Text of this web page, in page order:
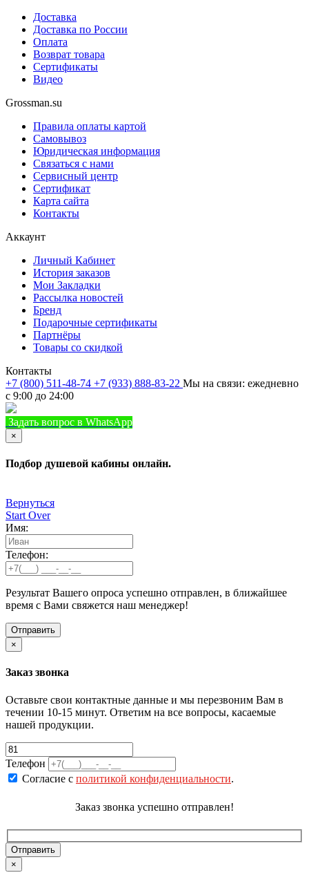
Доставка
Доставка по России
Оплата
Возврат товара
Сертификаты
Видео
Grossman.su
Правила оплаты картой
Самовывоз
Юридическая информация
Связаться с нами
Сервисный центр
Сертификат
Карта сайта
Контакты
Аккаунт
Личный Кабинет
История заказов
Мои Закладки
Рассылка новостей
Бренд
Подарочные сертификаты
Партнёры
Товары со скидкой
Контакты
+7 (800) 511-48-74 +7 (933) 888-83-22 Мы на связи: ежедневно
с 9:00 до 24:00
Задать вопрос в WhatsApp
×
Подбор душевой кабины онлайн.
Вернуться
Start Over
Имя:
Телефон:
Результат Вашего опроса успешно отправлен, в ближайшее
время с Вами свяжется наш менеджер!
×
Заказ звонка
Оставьте свои контактные данные и мы перезвоним Вам в
течении 10-15 минут. Ответим на все вопросы, касаемые
нашей продукции.
Телефон
Согласие с политикой конфиденциальности.
Заказ звонка успешно отправлен!
×